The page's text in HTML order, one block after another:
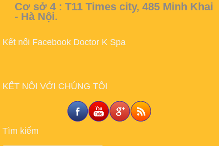
Cơ sở 4 : T11 Times city, 485 Minh Khai
- Hà Nội.
Kết nối Facebook Doctor K Spa
KẾT NÔI VỚI CHÚNG TÔI
Tìm kiếm